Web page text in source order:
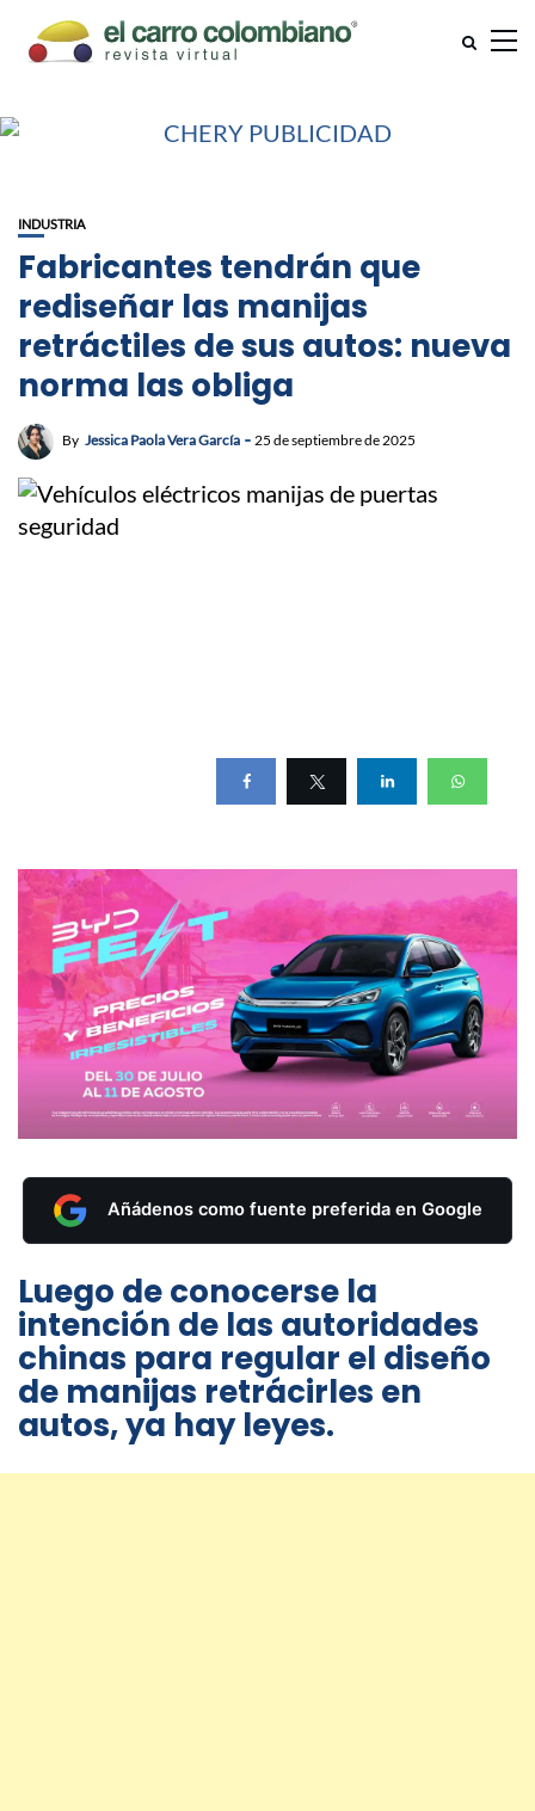
INDUSTRIA
Fabricantes tendrán que
rediseñar las manijas
retráctiles de sus autos: nueva
norma las obliga
By Jessica Paola Vera García 25 de septiembre de 2025
Añádenos como fuente preferida en Google
Luego de conocerse la
intención de las autoridades
chinas para regular el diseño
de manijas retrácirles en
autos, ya hay leyes.